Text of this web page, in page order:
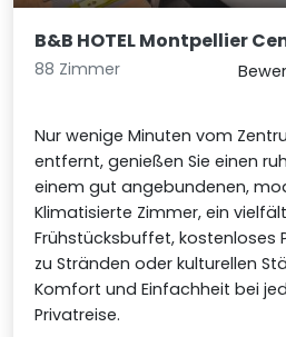
B&B HOTEL Montpellier
88 Zimmer
Nur wenige Minuten vom
entfernt, genießen Sie einen
einem gut angebundenen,
Klimatisierte Zimmer, ein
Frühstücksbuffet, kostenloses
zu Stränden oder kulturellen
Komfort und Einfachheit bei
Privatreise.